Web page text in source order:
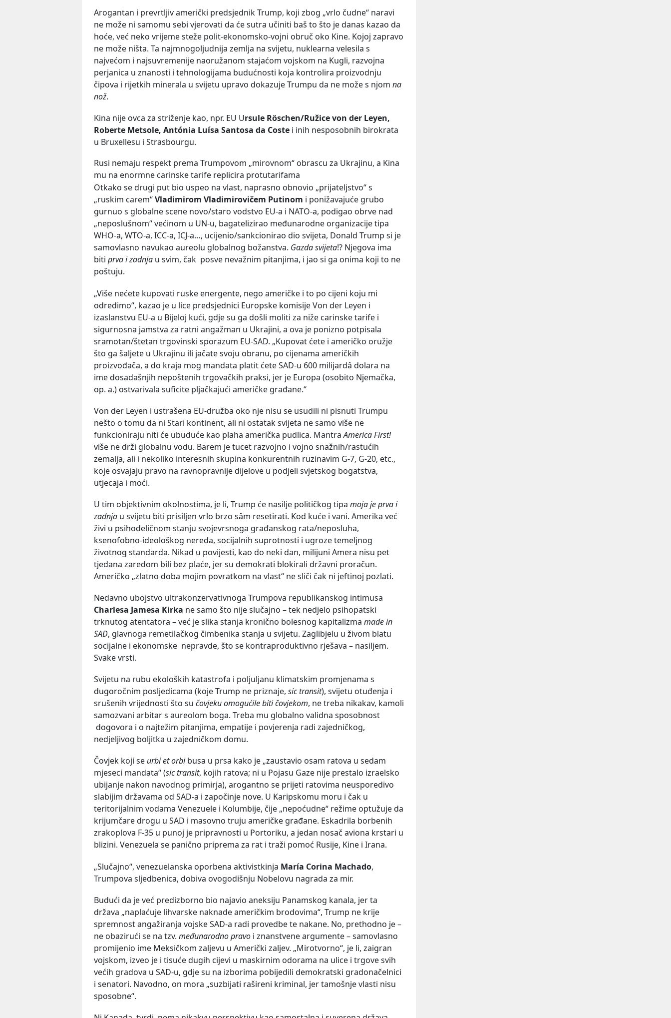
Arogantan i prevrtljiv američki predsjednik Trump, koji zbog „vrlo čudne“ naravi
ne može ni samomu sebi vjerovati da će sutra učiniti baš to što je danas kazao da
hoće, već neko vrijeme steže polit-ekonomsko-vojni obruč oko Kine. Kojoj zapravo
ne može ništa. Ta najmnogoljudnija zemlja na svijetu, nuklearna velesila s
najvećom i najsuvremenije naoružanom stajaćom vojskom na Kugli, razvojna
perjanica u znanosti i tehnologijama budućnosti koja kontrolira proizvodnju
čipova i rijetkih minerala u svijetu upravo dokazuje Trumpu da ne može s njom na
nož.
Kina nije ovca za striženje kao, npr. EU Ursule Röschen/Ružice von der Leyen,
Roberte Metsole, Antónia Luísa Santosa da Coste i inih nesposobnih birokrata
u Bruxellesu i Strasbourgu.
Rusi nemaju respekt prema Trumpovom „mirovnom“ obrascu za Ukrajinu, a Kina
mu na enormne carinske tarife replicira protutarifama
Otkako se drugi put bio uspeo na vlast, naprasno obnovio „prijateljstvo“ s
„ruskim carem“Vladimirom Vladimirovičem Putinom i ponižavajuće grubo
gurnuo s globalne scene novo/staro vodstvo EU-a i NATO-a, podigao obrve nad
„neposlušnom“ većinom u UN-u, bagatelizirao međunarodne organizacije tipa
WHO-a, WTO-a, ICC-a, ICJ-a…, ucijenio/sankcionirao dio svijeta, Donald Trump si je
samovlasno navukao aureolu globalnog božanstva. Gazda svijeta!? Njegova ima
biti prva i zadnja u svim, čak posve nevažnim pitanjima, i jao si ga onima koji to ne
poštuju.
„Više nećete kupovati ruske energente, nego američke i to po cijeni koju mi
odredimo“, kazao je u lice predsjednici Europske komisije Von der Leyen i
izaslanstvu EU-a u Bijeloj kući, gdje su ga došli moliti za niže carinske tarife i
sigurnosna jamstva za ratni angažman u Ukrajini, a ova je ponizno potpisala
sramotan/štetan trgovinski sporazum EU-SAD. „Kupovat ćete i američko oružje
što ga šaljete u Ukrajinu ili jačate svoju obranu, po cijenama američkih
proizvođača, a do kraja mog mandata platit ćete SAD-u 600 milijardâ dolara na
ime dosadašnjih nepoštenih trgovačkih praksi, jer je Europa (osobito Njemačka,
op. a.) ostvarivala suficite pljačkajući američke građane.“
Von der Leyen i ustrašena EU-družba oko nje nisu se usudili ni pisnuti Trumpu
nešto o tomu da ni Stari kontinent, ali ni ostatak svijeta ne samo više ne
funkcioniraju niti će ubuduće kao plaha američka pudlica. MantraAmerica First!
više ne drži globalnu vodu. Barem je tucet razvojno i vojno snažnih/rastućih
zemalja, ali i nekoliko interesnih skupina konkurentnih ruzinavim G-7, G-20, etc.,
koje osvajaju pravo na ravnopravnije dijelove u podjeli svjetskog bogatstva,
utjecaja i moći.
U tim objektivnim okolnostima, je li, Trump će nasilje političkog tipa moja je prva i
zadnja u svijetu biti prisiljen vrlo brzo sâm resetirati. Kod kuće i vani. Amerika već
živi u psihodeličnom stanju svojevrsnoga građanskog rata/neposluha,
ksenofobno-ideološkog nereda, socijalnih suprotnosti i ugroze temeljnog
životnog standarda. Nikad u povijesti, kao do neki dan, milijuni Amera nisu pet
tjedana zaredom bili bez plaće, jer su demokrati blokirali državni proračun.
Američko „zlatno doba mojim povratkom na vlast“ ne sliči čak ni jeftinoj pozlati.
Nedavno ubojstvo ultrakonzervativnoga Trumpova republikanskog intimusa
Charlesa Jamesa Kirka ne samo što nije slučajno – tek nedjelo psihopatski
trknutog atentatora – već je slika stanja kronično bolesnog kapitalizma made in
SAD, glavnoga remetilačkog čimbenika stanja u svijetu. Zaglibjelu u živom blatu
socijalne i ekonomske nepravde, što se kontraproduktivno rješava – nasiljem.
Svake vrsti.
Svijetu na rubu ekoloških katastrofa i poljuljanu klimatskim promjenama s
dugoročnim posljedicama (koje Trump ne priznaje, sic transit), svijetu otuđenja i
srušenih vrijednosti što su čovjeku omogućile biti čovjekom, ne treba nikakav, kamoli
samozvani arbitar s aureolom boga. Treba mu globalno validna sposobnost
dogovora i o najtežim pitanjima, empatije i povjerenja radi zajedničkog,
nedjeljivog boljitka u zajedničkom domu.
Čovjek koji se urbi et orbibusa u prsa kako je „zaustavio osam ratova u sedam
mjeseci mandata“ (sic transit, kojih ratova; ni u Pojasu Gaze nije prestalo izraelsko
ubijanje nakon navodnog primirja), arogantno se prijeti ratovima neusporedivo
slabijim državama od SAD-a i započinje nove. U Karipskomu moru i čak u
teritorijalnim vodama Venezuele i Kolumbije, čije „nepoćudne“ režime optužuje da
krijumčare drogu u SAD i masovno truju američke građane. Eskadrila borbenih
zrakoplova F-35 u punoj je pripravnosti u Portoriku, a jedan nosač aviona krstari u
blizini. Venezuela se panično priprema za rat i traži pomoć Rusije, Kine i Irana.
„Slučajno“, venezuelanska oporbena aktivistkinja María Corina Machado,
Trumpova sljedbenica, dobiva ovogodišnju Nobelovu nagrada za mir.
Budući da je već predizborno bio najavio aneksiju Panamskog kanala, jer ta
država „naplaćuje lihvarske naknade američkim brodovima“, Trump ne krije
spremnost angažiranja vojske SAD-a radi provedbe te nakane. No, prethodno je –
ne obazirući se na tzv. međunarodno pravo i znanstvene argumente – samovlasno
promijenio ime Meksičkom zaljevu u Američki zaljev. „Mirotvorno“, je li, zaigran
vojskom, izveo je i tisuće dugih cijevi u maskirnim odorama na ulice i trgove svih
većih gradova u SAD-u, gdje su na izborima pobijedili demokratski gradonačelnici
i senatori. Navodno, on mora „suzbijati rašireni kriminal, jer tamošnje vlasti nisu
sposobne“.